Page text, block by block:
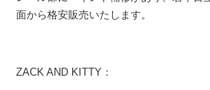
面から格安販売いたします。
ZACK AND KITTY：